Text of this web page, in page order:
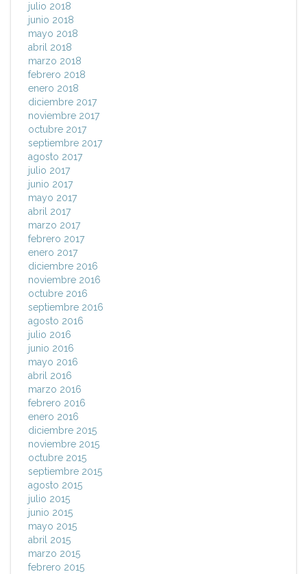
julio 2018
junio 2018
mayo 2018
abril 2018
marzo 2018
febrero 2018
enero 2018
diciembre 2017
noviembre 2017
octubre 2017
septiembre 2017
agosto 2017
julio 2017
junio 2017
mayo 2017
abril 2017
marzo 2017
febrero 2017
enero 2017
diciembre 2016
noviembre 2016
octubre 2016
septiembre 2016
agosto 2016
julio 2016
junio 2016
mayo 2016
abril 2016
marzo 2016
febrero 2016
enero 2016
diciembre 2015
noviembre 2015
octubre 2015
septiembre 2015
agosto 2015
julio 2015
junio 2015
mayo 2015
abril 2015
marzo 2015
febrero 2015